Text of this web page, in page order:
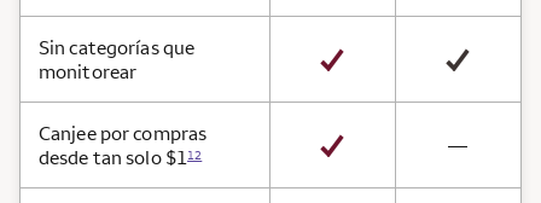
Sin categorías que
monitorear
Canjee por compras
desde tan solo $112 —not